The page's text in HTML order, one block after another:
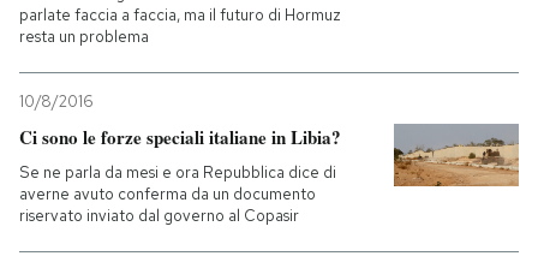
parlate faccia a faccia, ma il futuro di Hormuz
resta un problema
10/8/2016
Ci sono le forze speciali italiane in Libia?
Se ne parla da mesi e ora Repubblica dice di
averne avuto conferma da un documento
riservato inviato dal governo al Copasir